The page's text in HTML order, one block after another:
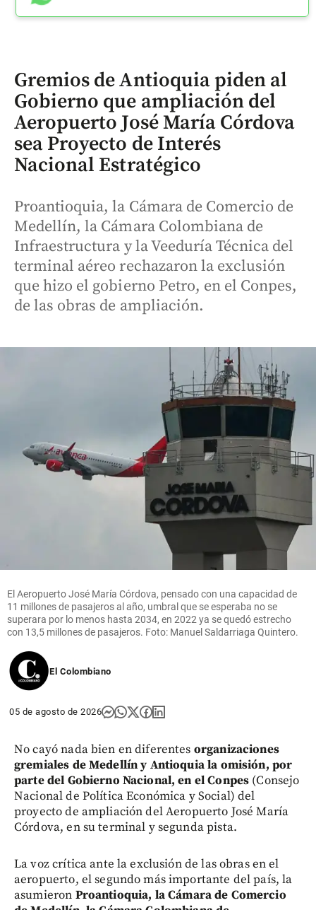
Gremios de Antioquia piden al
Gobierno que ampliación del
Aeropuerto José María Córdova
sea Proyecto de Interés
Nacional Estratégico
Proantioquia, la Cámara de Comercio de
Medellín, la Cámara Colombiana de
Infraestructura y la Veeduría Técnica del
terminal aéreo rechazaron la exclusión
que hizo el gobierno Petro, en el Conpes,
de las obras de ampliación.
El Aeropuerto José María Córdova, pensado con una capacidad de
11 millones de pasajeros al año, umbral que se esperaba no se
superara por lo menos hasta 2034, en 2022 ya se quedó estrecho
con 13,5 millones de pasajeros. Foto: Manuel Saldarriaga Quintero.
El Colombiano
05 de agosto de 2026
No cayó nada bien en diferentes organizaciones
gremiales de Medellín y Antioquia la omisión, por
parte del Gobierno Nacional, en el Conpes (Consejo
Nacional de Política Económica y Social) del
proyecto de ampliación del Aeropuerto José María
Córdova, en su terminal y segunda pista.
La voz crítica ante la exclusión de las obras en el
aeropuerto, el segundo más importante del país, la
asumieron Proantioquia, la Cámara de Comercio